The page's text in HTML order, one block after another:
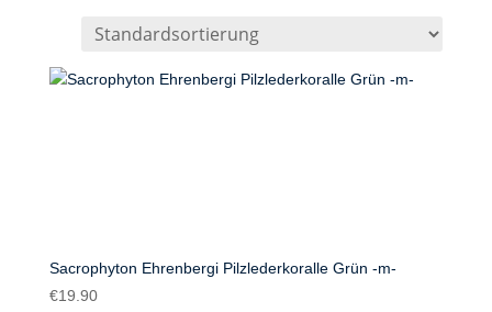
Sacrophyton Ehrenbergi Pilzlederkoralle Grün -m-
€19.90